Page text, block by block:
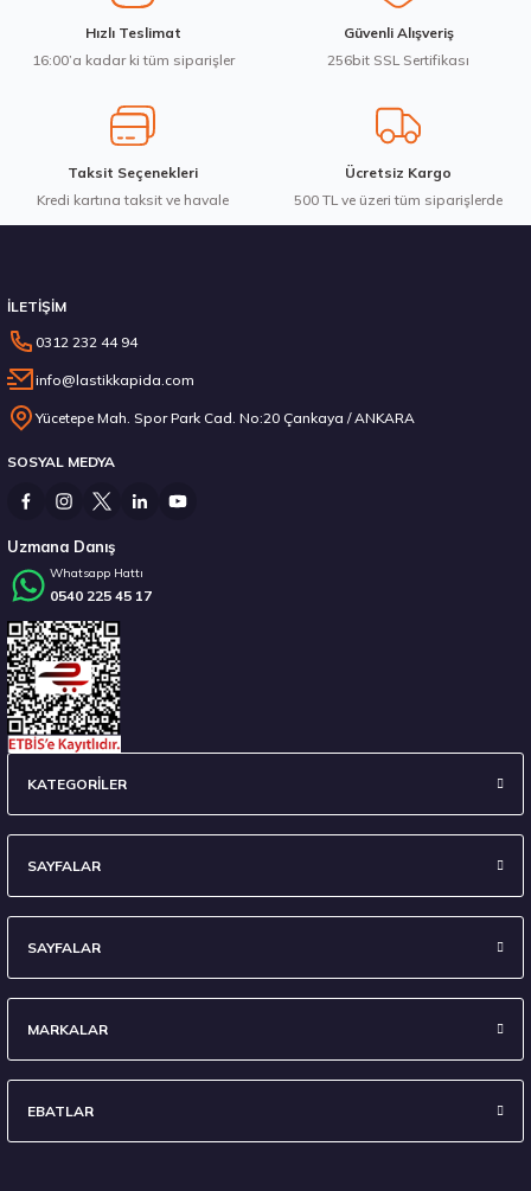
Ürün fiyatı diğer sitelerden daha pahalı.
Bu ürüne benzer farklı alternatifler olmalı.
Goodyear 205/55R16 91V Eagle Sport 2 Yaz 2026
3.382,50 ₺
Stokta 12 Adet
Hankook 275/30R20 97Y XL Ventus S1 evo3 K127 Yaz 2026
Hızlı Teslimat
16:00’a kadar ki tüm siparişler
Güvenli Alışveriş
256bit SSL Sertifikası
Taksit Seçenekleri
Kredi kartına taksit ve havale
Ücretsiz Kargo
500 TL ve üzeri tüm siparişlerde
İLETİŞİM
0312 232 44 94
info@lastikkapida.com
Yücetepe Mah. Spor Park Cad. No:20 Çankaya / ANKARA
SOSYAL MEDYA
Uzmana Danış
Whatsapp Hattı
0540 225 45 17
KATEGORİLER
SAYFALAR
SAYFALAR
MARKALAR
EBATLAR